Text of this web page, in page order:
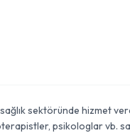
sektöründe hizmet
psikologlar vb.